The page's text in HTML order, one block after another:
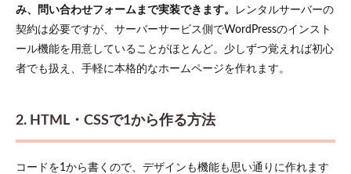
み、問い合わせフォームまで実装できます。
レンタルサーバーの
契約は必要ですが、サーバーサービス側でWordPressのインスト
ール機能を用意していることがほとんど。少しずつ覚えれば初心
者でも扱え、手軽に本格的なホームページを作れます。
2. HTML・CSSで1から作る方法
コードを1から書くので、デザインも機能も思い通りに作れます